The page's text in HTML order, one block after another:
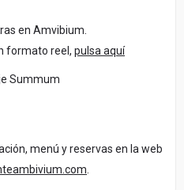
en Amvibium.
formato reel, pulsa aquí
Summum
menú y reservas en la web